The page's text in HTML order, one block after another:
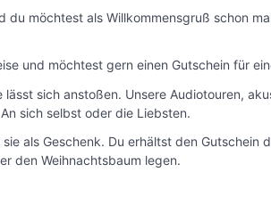
du möchtest als Willkommensgruß schon
und möchtest gern einen Gutschein für
lässt sich anstoßen. Unsere Audiotouren,
sich selbst oder die Liebsten.
als Geschenk. Du erhältst den Gutschein
den Weihnachtsbaum legen.